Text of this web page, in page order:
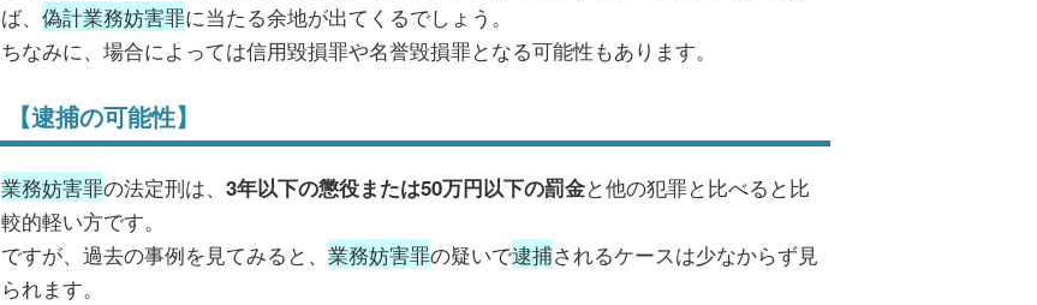
ば、 偽計業務妨害罪に当たる余地が出てくるでしょう。
ちなみに、場合によっては信用毀損罪や名誉毀損罪となる可能性もあります。
【逮捕の可能性】
業務妨害罪の法定刑は、 3年以下の懲役または50万円以下の罰金と他の犯罪と比べると比
較的軽い方です。
ですが、過去の事例を見てみると、 業務妨害罪の疑いで逮捕されるケースは少なからず見
られます。